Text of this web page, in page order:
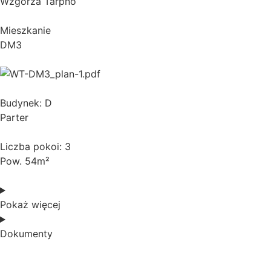
Mieszkanie
DM3
Budynek: D
Parter
Liczba pokoi: 3
Pow. 54m²
Pokaż więcej
Dokumenty